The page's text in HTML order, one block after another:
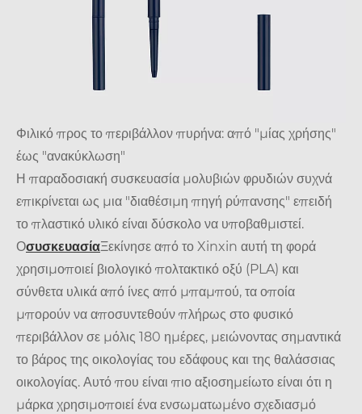
Φιλικό προς το περιβάλλον πυρήνα: από "μίας χρήσης"
έως "ανακύκλωση"
Η παραδοσιακή συσκευασία μολυβιών φρυδιών συχνά
επικρίνεται ως μια "διαθέσιμη πηγή ρύπανσης" επειδή
το πλαστικό υλικό είναι δύσκολο να υποβαθμιστεί.
ΟσυσκευασίαΞεκίνησε από το Xinxin αυτή τη φορά
χρησιμοποιεί βιολογικό πολτακτικό οξύ (PLA) και
σύνθετα υλικά από ίνες από μπαμπού, τα οποία
μπορούν να αποσυντεθούν πλήρως στο φυσικό
περιβάλλον σε μόλις 180 ημέρες, μειώνοντας σημαντικά
το βάρος της οικολογίας του εδάφους και της θαλάσσιας
οικολογίας. Αυτό που είναι πιο αξιοσημείωτο είναι ότι η
μάρκα χρησιμοποιεί ένα ενσωματωμένο σχεδιασμό